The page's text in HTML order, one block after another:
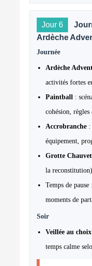
Jour 6
Ardèche
Journée
Ardèche
activités fortes
Paintball :
cohésion, règles
Accrobranche :
équipement,
Grotte Chauvet
la
Temps de
moments de
Soir
Veillée au choix
temps calme